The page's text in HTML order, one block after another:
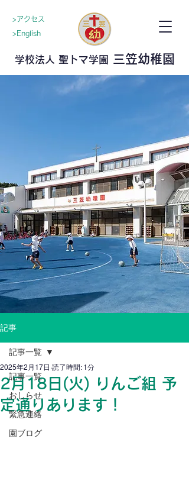
>アクセス
>English
学校法人 聖トマ学園 三笠幼稚園
記事
記事一覧
おしらせ
緊急連絡
園ブログ
記事一覧
2月18日(火) りんご組 予
定通りあります！
2025年2月17日 読了時間: 1分